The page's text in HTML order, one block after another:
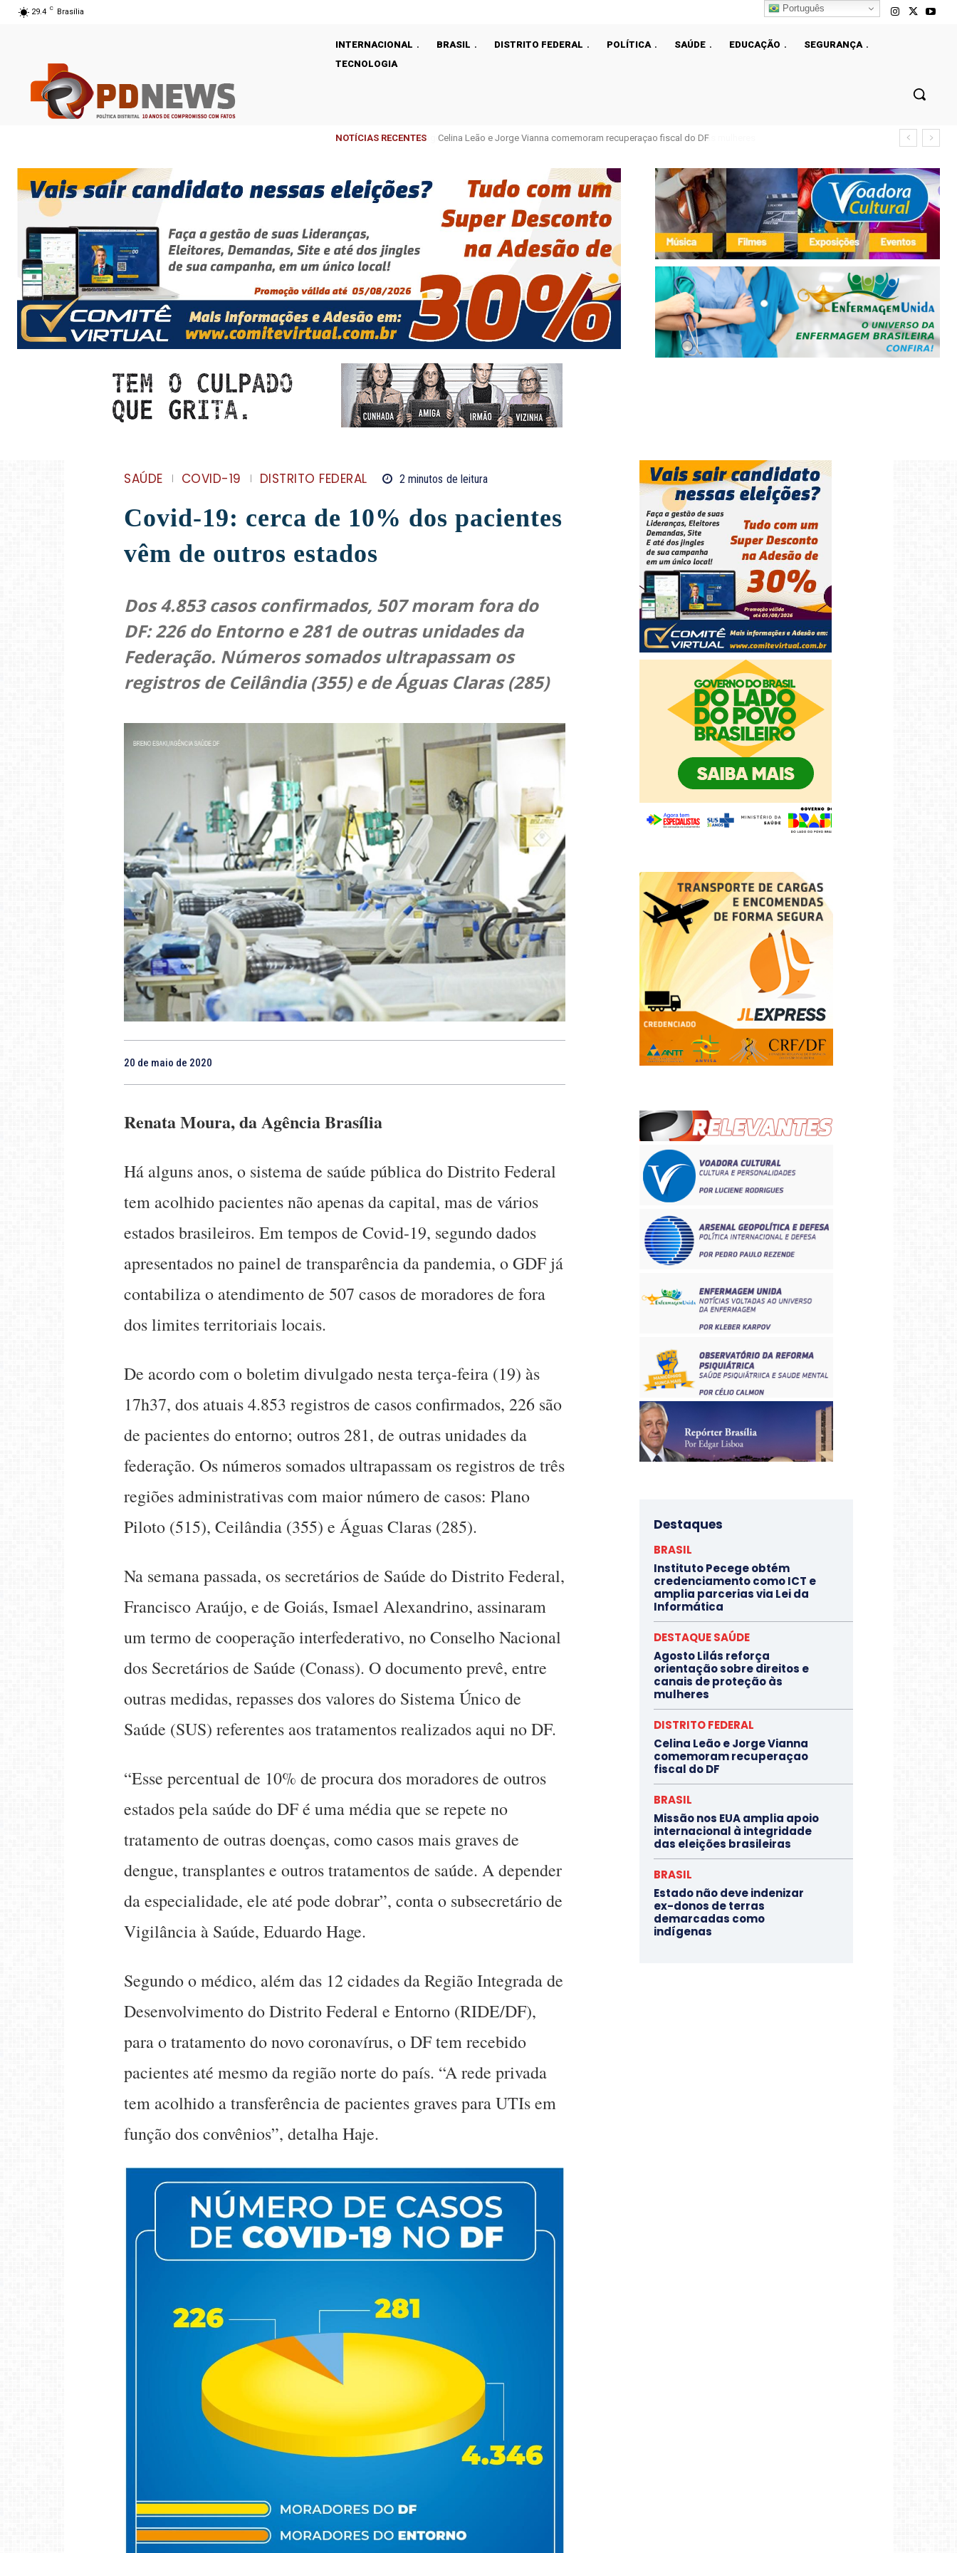
29.4 C Brasília
INTERNACIONAL BRASIL DISTRITO FEDERAL POLÍTICA SAÚDE EDUCAÇÃO
SEGURANÇA
TECNOLOGIA
NOTÍCIAS RECENTES Celina Leão e Jorge Vianna comemoram recuperaçao fiscal do DF
SAÚDE COVID-19 DISTRITO FEDERAL 2 minutos de leitura
Covid-19: cerca de 10% dos pacientes
vêm de outros estados
Dos 4.853 casos confirmados, 507 moram fora do
DF: 226 do Entorno e 281 de outras unidades da
Federação. Números somados ultrapassam os
registros de Ceilândia (355) e de Águas Claras (285)
20 de maio de 2020
Renata Moura, da Agência Brasília
Há alguns anos, o sistema de saúde pública do Distrito Federal
tem acolhido pacientes não apenas da capital, mas de vários
estados brasileiros. Em tempos de Covid-19, segundo dados
apresentados no painel de transparência da pandemia, o GDF já
contabiliza o atendimento de 507 casos de moradores de fora
dos limites territoriais locais.
De acordo com o boletim divulgado nesta terça-feira (19) às
17h37, dos atuais 4.853 registros de casos confirmados, 226 são
de pacientes do entorno; outros 281, de outras unidades da
federação. Os números somados ultrapassam os registros de três
regiões administrativas com maior número de casos: Plano
Piloto (515), Ceilândia (355) e Águas Claras (285).
Na semana passada, os secretários de Saúde do Distrito Federal,
Francisco Araújo, e de Goiás, Ismael Alexandrino, assinaram
um termo de cooperação interfederativo, no Conselho Nacional
dos Secretários de Saúde (Conass). O documento prevê, entre
outras medidas, repasses dos valores do Sistema Único de
Saúde (SUS) referentes aos tratamentos realizados aqui no DF.
“Esse percentual de 10% de procura dos moradores de outros
estados pela saúde do DF é uma média que se repete no
tratamento de outras doenças, como casos mais graves de
dengue, transplantes e outros tratamentos de saúde. A depender
da especialidade, ele até pode dobrar”, conta o subsecretário de
Vigilância à Saúde, Eduardo Hage.
Segundo o médico, além das 12 cidades da Região Integrada de
Desenvolvimento do Distrito Federal e Entorno (RIDE/DF),
para o tratamento do novo coronavírus, o DF tem recebido
pacientes até mesmo da região norte do país. “A rede privada
tem acolhido a transferência de pacientes graves para UTIs em
função dos convênios”, detalha Haje.
Destaques
BRASIL
Instituto Pecege obtém
credenciamento como ICT e
amplia parcerias via Lei da
Informática
DESTAQUE SAÚDE
Agosto Lilás reforça
orientação sobre direitos e
canais de proteção às
mulheres
DISTRITO FEDERAL
Celina Leão e Jorge Vianna
comemoram recuperaçao
fiscal do DF
BRASIL
Missão nos EUA amplia apoio
internacional à integridade
das eleições brasileiras
BRASIL
Estado não deve indenizar
ex-donos de terras
demarcadas como
indígenas
Português